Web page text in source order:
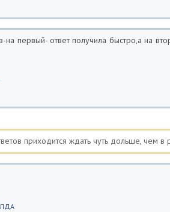
первый- ответ получила быстро,а на
приходится ждать чуть дольше, чем в